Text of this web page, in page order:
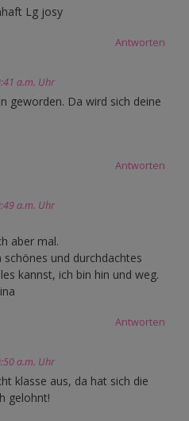
Lg josy
Antworten
a.m. Uhr
geworden. Da wird sich deine
Antworten
a.m. Uhr
aber mal.
und durchdachtes
kannst, ich bin hin und weg.
Antworten
a.m. Uhr
klasse aus, da hat sich die
gelohnt!